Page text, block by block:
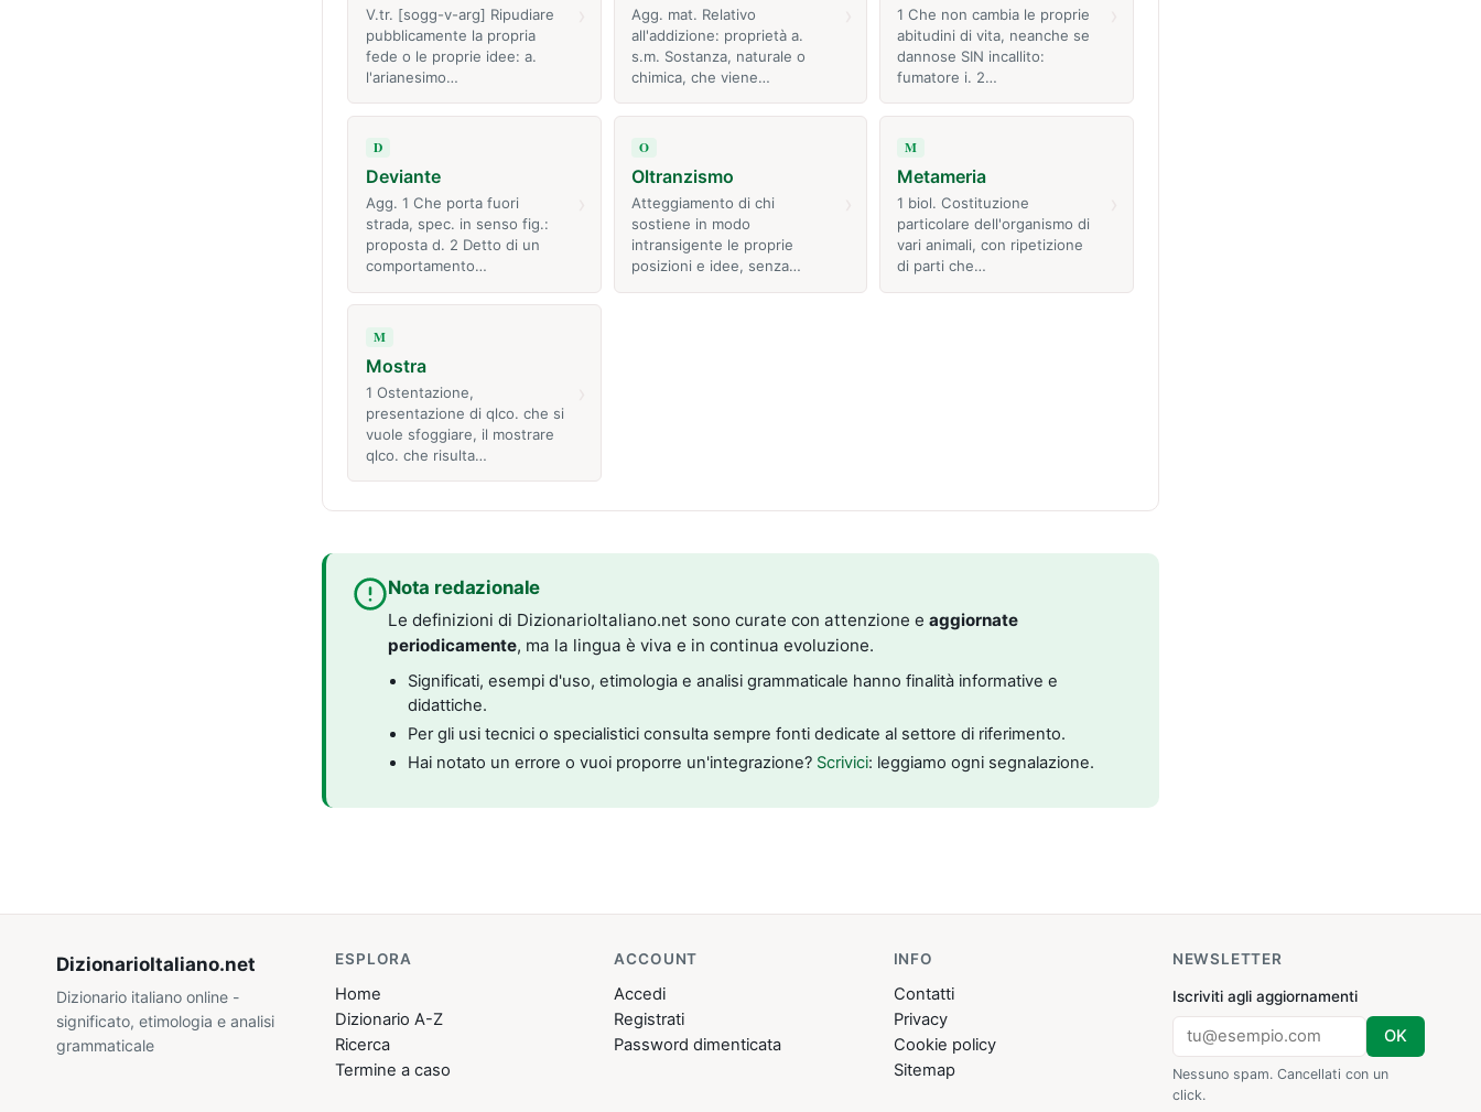
V.tr. [sogg-v-arg] Ripudiare
pubblicamente la propria
fede o le proprie idee: a.
l'arianesimo…
Agg. mat. Relativo
all'addizione: proprietà a.
s.m. Sostanza, naturale o
chimica, che viene…
1 Che non cambia le proprie
abitudini di vita, neanche se
dannose SIN incallito:
fumatore i. 2…
D
Deviante
Agg. 1 Che porta fuori
strada, spec. in senso fig.:
proposta d. 2 Detto di un
comportamento…
O
Oltranzismo
Atteggiamento di chi
sostiene in modo
intransigente le proprie
posizioni e idee, senza…
M
Metameria
1 biol. Costituzione
particolare dell'organismo di
vari animali, con ripetizione
di parti che…
M
Mostra
1 Ostentazione,
presentazione di qlco. che si
vuole sfoggiare, il mostrare
qlco. che risulta…
Nota redazionale
Le definizioni di DizionarioItaliano.net sono curate con attenzione e aggiornate
periodicamente, ma la lingua è viva e in continua evoluzione.
Significati, esempi d'uso, etimologia e analisi grammaticale hanno finalità informative e
didattiche.
Per gli usi tecnici o specialistici consulta sempre fonti dedicate al settore di riferimento.
Hai notato un errore o vuoi proporre un'integrazione? Scrivici: leggiamo ogni segnalazione.
DizionarioItaliano.net
Dizionario italiano online -
significato, etimologia e analisi
grammaticale
ESPLORA
Home
Dizionario A-Z
Ricerca
Termine a caso
ACCOUNT
Accedi
Registrati
Password dimenticata
INFO
Contatti
Privacy
Cookie policy
Sitemap
NEWSLETTER
Iscriviti agli aggiornamenti
OK
Nessuno spam. Cancellati con un
click.